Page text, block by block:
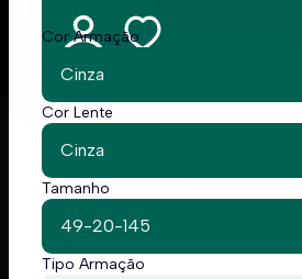
Cor Armação
Cinza
Cor Lente
Cinza
Tamanho
49-20-145
Tipo Armação